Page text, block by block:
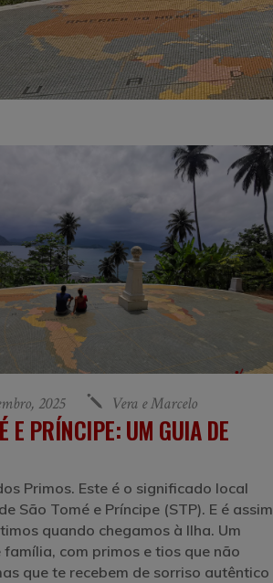
2025 Vera e Marcelo
E PRÍNCIPE: UM GUIA DE
Primos. Este é o significado local
São Tomé e Príncipe (STP). E é assim
quando chegamos à Ilha. Um
família, com primos e tios que não
que te recebem de sorriso autêntico